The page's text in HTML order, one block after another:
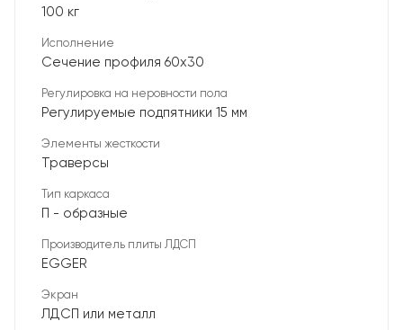
100 кг
Исполнение
Сечение профиля 60х30
Регулировка на неровности пола
Регулируемые подпятники 15 мм
Элементы жесткости
Траверсы
Тип каркаса
П - образные
Производитель плиты ЛДСП
EGGER
Экран
ЛДСП или металл